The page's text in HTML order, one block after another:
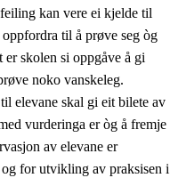
kan vere ei kjelde til
til å prøve seg òg
skolen si oppgåve å gi
noko vanskeleg.
elevane skal gi eit bilete av
vurderinga er òg å fremje
av elevane er
for utvikling av praksisen i